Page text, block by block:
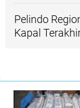
Pelindo
Kapal